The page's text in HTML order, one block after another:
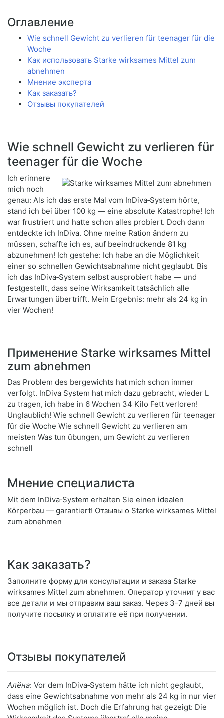
Оглавление
Wie schnell Gewicht zu verlieren für teenager für die
Woche
Как использовать Starke wirksames Mittel zum
abnehmen
Мнение эксперта
Как заказать?
Отзывы покупателей
Wie schnell Gewicht zu verlieren für
teenager für die Woche
Ich erinnere
mich noch
genau: Als ich das erste Mal vom InDiva‑System hörte,
stand ich bei über 100 kg — eine absolute Katastrophe! Ich
war frustriert und hatte schon alles probiert. Doch dann
entdeckte ich InDiva. Ohne meine Ration ändern zu
müssen, schaffte ich es, auf beeindruckende 81 kg
abzunehmen! Ich gestehe: Ich habe an die Möglichkeit
einer so schnellen Gewichtsabnahme nicht geglaubt. Bis
ich das InDiva‑System selbst ausprobiert habe — und
festgestellt, dass seine Wirksamkeit tatsächlich alle
Erwartungen übertrifft. Mein Ergebnis: mehr als 24 kg in
vier Wochen!
Применение Starke wirksames Mittel
zum abnehmen
Das Problem des bergewichts hat mich schon immer
verfolgt. InDiva System hat mich dazu gebracht, wieder L
zu tragen, ich habe in 6 Wochen 34 Kilo Fett verloren!
Unglaublich! Wie schnell Gewicht zu verlieren für teenager
für die Woche Wie schnell Gewicht zu verlieren am
meisten Was tun übungen, um Gewicht zu verlieren
schnell
Мнение специалиста
Mit dem InDiva‑System erhalten Sie einen idealen
Körperbau — garantiert! Отзывы о Starke wirksames Mittel
zum abnehmen
Как заказать?
Заполните форму для консультации и заказа Starke
wirksames Mittel zum abnehmen. Оператор уточнит у вас
все детали и мы отправим ваш заказ. Через 3-7 дней вы
получите посылку и оплатите её при получении.
Отзывы покупателей
Алёна: Vor dem InDiva‑System hätte ich nicht geglaubt,
dass eine Gewichtsabnahme von mehr als 24 kg in nur vier
Wochen möglich ist. Doch die Erfahrung hat gezeigt: Die